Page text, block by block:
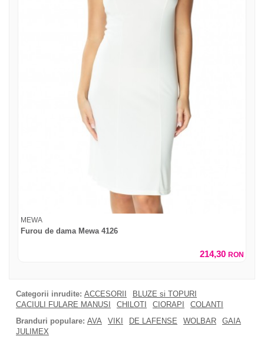
MEWA
Furou de dama Mewa 4126
214,30 RON
Categorii inrudite: ACCESORII
BLUZE si TOPURI
CACIULI FULARE MANUSI
CHILOTI CIORAPI
COLANTI
Branduri populare: AVA VIKI DE LAFENSE WOLBAR
GAIA
JULIMEX